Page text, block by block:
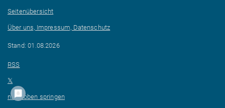
Seitenübersicht
Über uns, Impressum, Datenschutz
Stand: 01.08.2026
RSS
𝕏
nach oben springen